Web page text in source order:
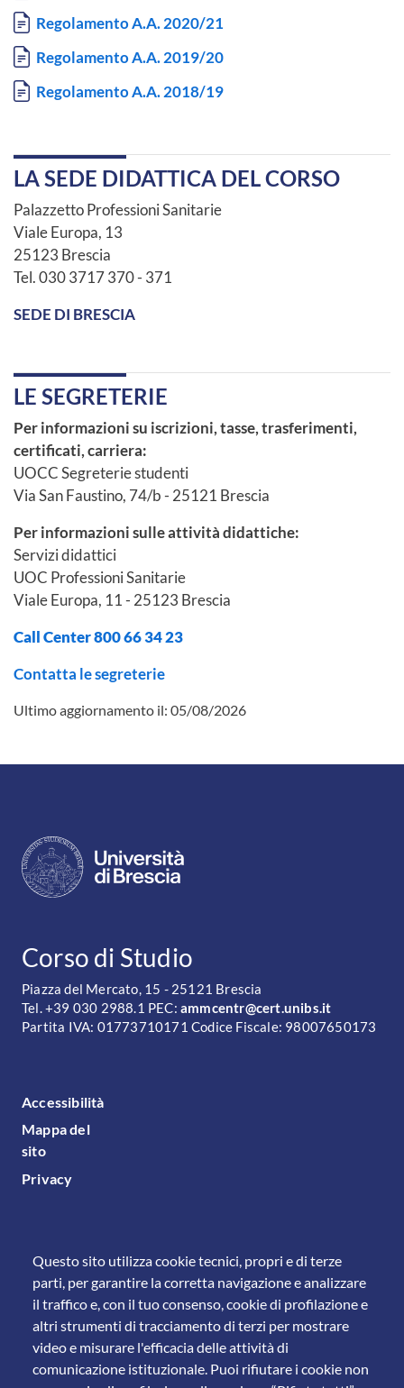
Documento
Regolamento A.A. 2020/21
Documento
Regolamento A.A. 2019/20
Documento
Regolamento A.A. 2018/19
LA SEDE DIDATTICA DEL CORSO
Palazzetto Professioni Sanitarie
Viale Europa, 13
25123 Brescia
Tel. 030 3717 370 - 371
SEDE DI BRESCIA
LE SEGRETERIE
Per informazioni su iscrizioni, tasse, trasferimenti,
certificati, carriera:
UOCC Segreterie studenti
Via San Faustino, 74/b - 25121 Brescia
Per informazioni sulle attività didattiche:
Servizi didattici
UOC Professioni Sanitarie
Viale Europa, 11 - 25123 Brescia
Call Center 800 66 34 23
Contatta le segreterie
Ultimo aggiornamento il: 05/08/2026
Questo sito utilizza cookie tecnici, propri e di terze
parti, per garantire la corretta navigazione e analizzare
il traffico e, con il tuo consenso, cookie di profilazione e
altri strumenti di tracciamento di terzi per mostrare
video e misurare l'efficacia delle attività di
comunicazione istituzionale. Puoi rifiutare i cookie non
CONTATTI
Corso di Studio
Piazza del Mercato, 15 - 25121 Brescia
Tel. +39 030 2988.1 PEC: ammcentr@cert.unibs.it
Partita IVA: 01773710171 Codice Fiscale: 98007650173
FOOTER MENU
Accessibilità
Mappa del
sito
Privacy